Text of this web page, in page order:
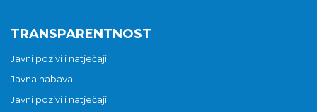
TRANSPARENTNOST
Javni pozivi i natječaji
Javna nabava
Javni pozivi i natječaji